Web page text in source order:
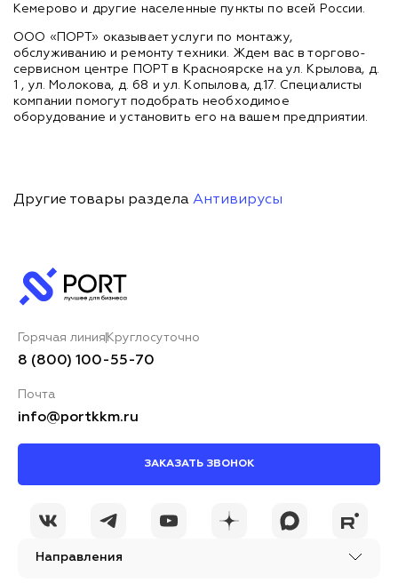
Кемерово и другие населенные пункты по всей России.
ООО «ПОРТ» оказывает услуги по монтажу,
обслуживанию и ремонту техники. Ждем вас в торгово-
сервисном центре ПОРТ в Красноярске на ул. Крылова, д.
1 , ул. Молокова, д. 68 и ул. Копылова, д.17. Специалисты
компании помогут подобрать необходимое
оборудование и установить его на вашем предприятии.
Другие товары раздела Антивирусы
Направления
Горячая линия Круглосуточно
8 (800) 100-55-70
Почта
info@portkkm.ru
ЗАКАЗАТЬ ЗВОНОК